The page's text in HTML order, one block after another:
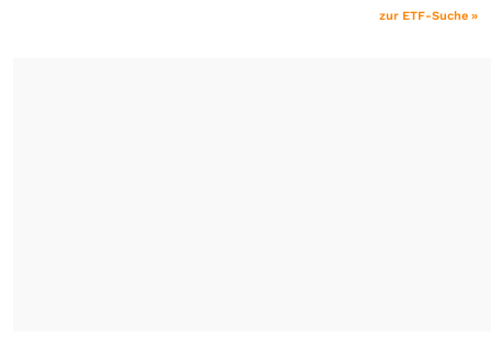
zur ETF-Suche »